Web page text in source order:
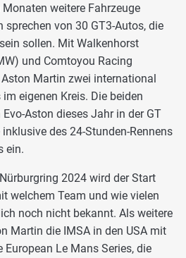
weitere Fahrzeuge
sprechen von 30 GT3-Autos, die
sollen. Mit Walkenhorst
und Comtoyou Racing
Martin zwei international
eigenen Kreis. Die beiden
Aston dieses Jahr in der GT
des 24-Stunden-Rennens
ein.
2024 wird der Start
welchem Team und wie vielen
noch nicht bekannt. Als weitere
Martin die IMSA in den USA mit
Le Mans Series, die